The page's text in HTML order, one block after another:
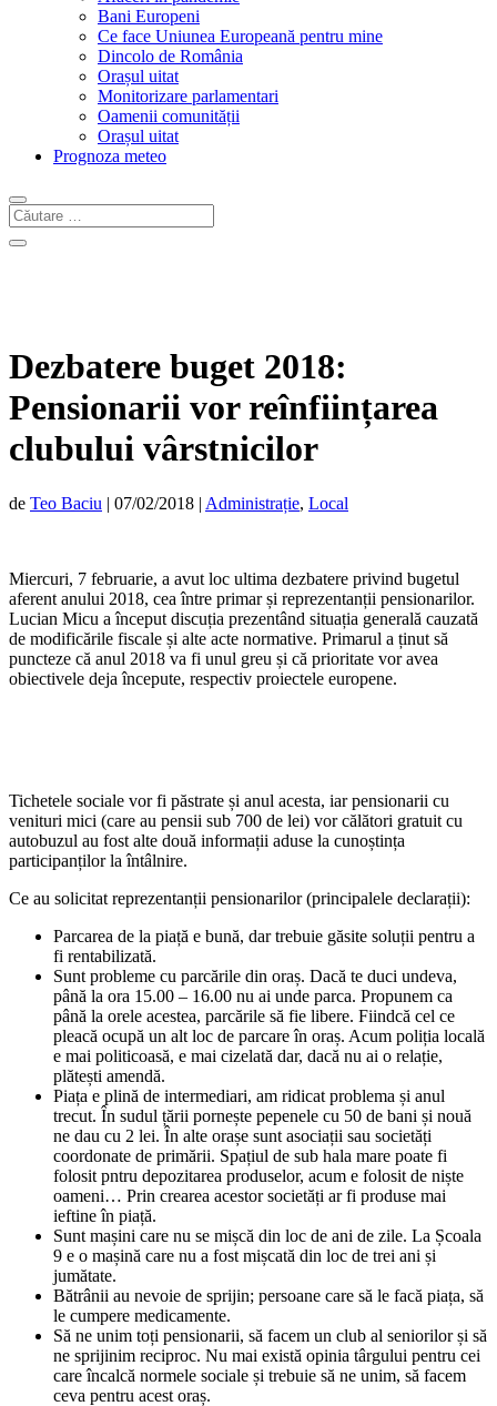
Bani Europeni
Ce face Uniunea Europeană pentru mine
Dincolo de România
Orașul uitat
Monitorizare parlamentari
Oamenii comunității
Orașul uitat
Prognoza meteo
Dezbatere buget 2018:
Pensionarii vor reînființarea
clubului vârstnicilor
de Teo Baciu | 07/02/2018 | Administrație, Local
Miercuri, 7 februarie, a avut loc ultima dezbatere privind bugetul
aferent anului 2018, cea între primar și reprezentanții pensionarilor.
Lucian Micu a început discuția prezentând situația generală cauzată
de modificările fiscale și alte acte normative. Primarul a ținut să
puncteze că anul 2018 va fi unul greu și că prioritate vor avea
obiectivele deja începute, respectiv proiectele europene.
Tichetele sociale vor fi păstrate și anul acesta, iar pensionarii cu
venituri mici (care au pensii sub 700 de lei) vor călători gratuit cu
autobuzul au fost alte două informații aduse la cunoștința
participanților la întâlnire.
Ce au solicitat reprezentanții pensionarilor (principalele declarații):
Parcarea de la piață e bună, dar trebuie găsite soluții pentru a
fi rentabilizată.
Sunt probleme cu parcările din oraș. Dacă te duci undeva,
până la ora 15.00 – 16.00 nu ai unde parca. Propunem ca
până la orele acestea, parcările să fie libere. Fiindcă cel ce
pleacă ocupă un alt loc de parcare în oraș. Acum poliția locală
e mai politicoasă, e mai cizelată dar, dacă nu ai o relație,
plătești amendă.
Piața e plină de intermediari, am ridicat problema și anul
trecut. În sudul țării pornește pepenele cu 50 de bani și nouă
ne dau cu 2 lei. În alte orașe sunt asociații sau societăți
coordonate de primării. Spațiul de sub hala mare poate fi
folosit pntru depozitarea produselor, acum e folosit de niște
oameni… Prin crearea acestor societăți ar fi produse mai
ieftine în piață.
Sunt mașini care nu se mișcă din loc de ani de zile. La Școala
9 e o mașină care nu a fost mișcată din loc de trei ani și
jumătate.
Bătrânii au nevoie de sprijin; persoane care să le facă piața, să
le cumpere medicamente.
Să ne unim toți pensionarii, să facem un club al seniorilor și să
ne sprijinim reciproc. Nu mai există opinia târgului pentru cei
care încalcă normele sociale și trebuie să ne unim, să facem
ceva pentru acest oraș.